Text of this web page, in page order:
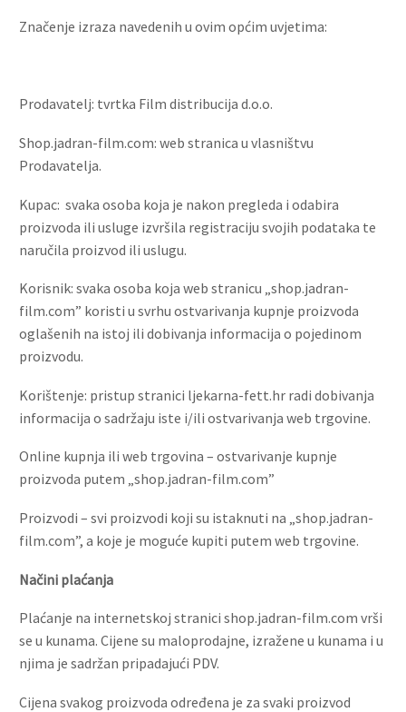
Značenje izraza navedenih u ovim općim uvjetima:
Prodavatelj: tvrtka Film distribucija d.o.o.
Shop.jadran-film.com: web stranica u vlasništvu
Prodavatelja.
Kupac: svaka osoba koja je nakon pregleda i odabira
proizvoda ili usluge izvršila registraciju svojih podataka te
naručila proizvod ili uslugu.
Korisnik: svaka osoba koja web stranicu „shop.jadran-
film.com” koristi u svrhu ostvarivanja kupnje proizvoda
oglašenih na istoj ili dobivanja informacija o pojedinom
proizvodu.
Korištenje: pristup stranici ljekarna-fett.hr radi dobivanja
informacija o sadržaju iste i/ili ostvarivanja web trgovine.
Online kupnja ili web trgovina – ostvarivanje kupnje
proizvoda putem „shop.jadran-film.com”
Proizvodi – svi proizvodi koji su istaknuti na „shop.jadran-
film.com”, a koje je moguće kupiti putem web trgovine.
Načini plaćanja
Plaćanje na internetskoj stranici shop.jadran-film.com vrši
se u kunama. Cijene su maloprodajne, izražene u kunama i u
njima je sadržan pripadajući PDV.
Cijena svakog proizvoda određena je za svaki proizvod